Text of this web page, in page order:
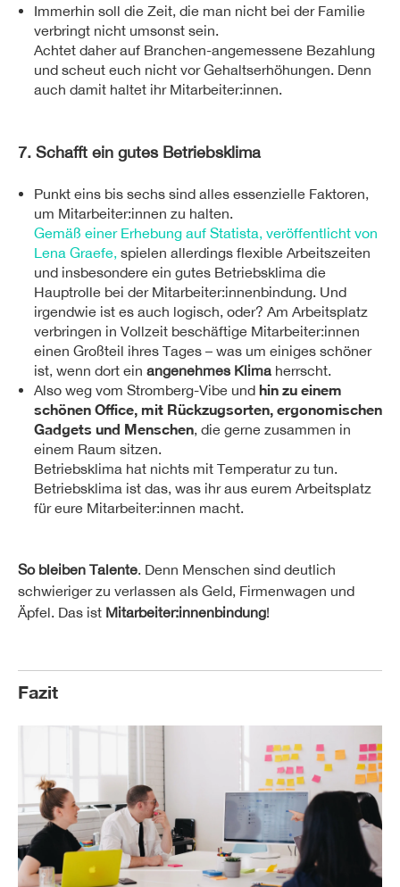
Immerhin soll die Zeit, die man nicht bei der Familie
verbringt nicht umsonst sein.
Achtet daher auf Branchen-angemessene Bezahlung
und scheut euch nicht vor Gehaltserhöhungen. Denn
auch damit haltet ihr Mitarbeiter:innen.
7. Schafft ein gutes Betriebsklima
Punkt eins bis sechs sind alles essenzielle Faktoren,
um Mitarbeiter:innen zu halten.
Gemäß einer Erhebung auf Statista, veröffentlicht von
Lena Graefe,spielen allerdings flexible Arbeitszeiten
und insbesondere ein gutes Betriebsklima die
Hauptrolle bei der Mitarbeiter:innenbindung. Und
irgendwie ist es auch logisch, oder? Am Arbeitsplatz
verbringen in Vollzeit beschäftige Mitarbeiter:innen
einen Großteil ihres Tages – was um einiges schöner
ist, wenn dort ein angenehmes Klimaherrscht.
Also weg vom Stromberg-Vibe und hin zu einem
schönen Office, mit Rückzugsorten, ergonomischen
Gadgets und Menschen, die gerne zusammen in
einem Raum sitzen.
Betriebsklima hat nichts mit Temperatur zu tun.
Betriebsklima ist das, was ihr aus eurem Arbeitsplatz
für eure Mitarbeiter:innen macht.
So bleiben Talente. Denn Menschen sind deutlich
schwieriger zu verlassen als Geld, Firmenwagen und
Äpfel. Das ist Mitarbeiter:innenbindung!
Fazit